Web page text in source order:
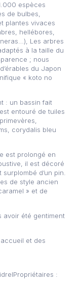
espèces
de bulbes,
plantes vivaces
hellébores,
Les arbres
à la taille du
; nous
du Japon
« koto no
: un bassin fait
entouré de tuiles
corydalis bleu
est prolongé en
il est décoré
d’un pin.
de style ancien
» et de
avoir été gentiment
et des
: